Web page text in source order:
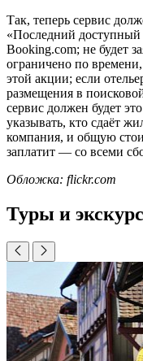
Так, теперь сервис
«Последний доступный
Booking.com; не будет
ограничено по
этой акции; если
размещения в
сервис должен будет
указывать, кто сдаёт
компания, и общую
заплатит — со всеми
Обложка: flickr.com
Туры и